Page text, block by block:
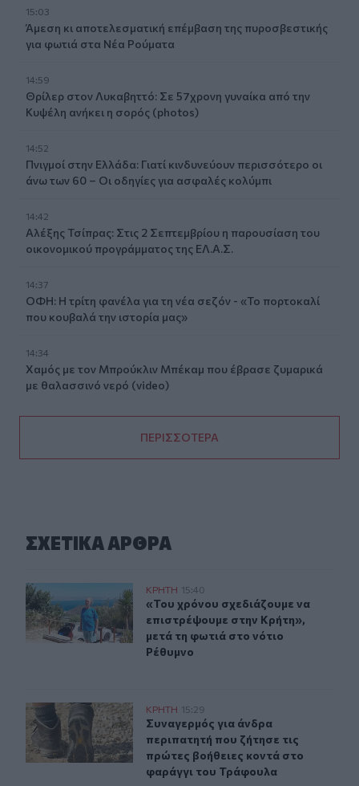
15:03
Άμεση κι αποτελεσματική επέμβαση της πυροσβεστικής
για φωτιά στα Νέα Ρούματα
14:59
Θρίλερ στον Λυκαβηττό: Σε 57χρονη γυναίκα από την
Κυψέλη ανήκει η σορός (photos)
14:52
Πνιγμοί στην Ελλάδα: Γιατί κινδυνεύουν περισσότερο οι
άνω των 60 – Οι οδηγίες για ασφαλές κολύμπι
14:42
Αλέξης Τσίπρας: Στις 2 Σεπτεμβρίου η παρουσίαση του
οικονομικού προγράμματος της ΕΛ.Α.Σ.
14:37
ΟΦΗ: Η τρίτη φανέλα για τη νέα σεζόν - «Το πορτοκαλί
που κουβαλά την ιστορία μας»
14:34
Χαμός με τον Μπρούκλιν Μπέκαμ που έβρασε ζυμαρικά
με θαλασσινό νερό (video)
ΠΕΡΙΣΣΟΤΕΡΑ
ΣΧΕΤΙΚA AΡΘΡΑ
«Του χρόνου σχεδιάζουμε να επιστρέψουμε στην
ΚΡΗΤΗ 15:40
«Του χρόνου σχεδιάζουμε να
«Του χρόνου σχεδιάζουμε να
επιστρέψουμε στην Κρήτη»,
μετά τη φωτιά στο νότιο
Ρέθυμνο
Συναγερμός για άνδρα περιπατητή που ζήτησε τις
ΚΡΗΤΗ 15:29
Συναγερμός για άνδρα
Συναγερμός για άνδρα
περιπατητή που ζήτησε τις
πρώτες βοήθειες κοντά στο
φαράγγι του Τράφουλα